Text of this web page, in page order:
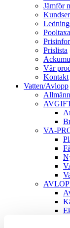
Jämför
Pooltaxa
Prislista
Vår
Kontakt
Vatten/Avlopp
VA-